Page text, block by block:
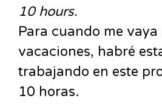
10 hours.
Para cuando me vaya
vacaciones, habré
trabajando en este
10 horas.